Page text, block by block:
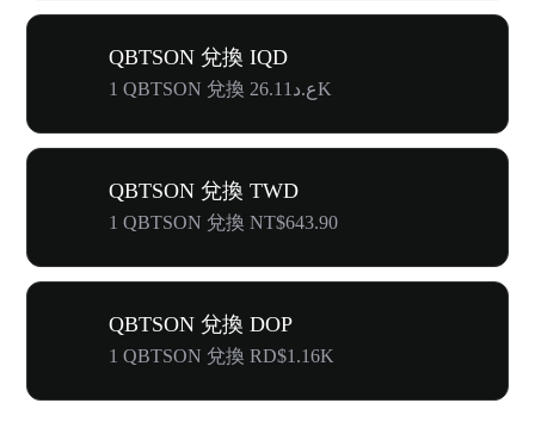
QBTSON 兌換 IQD
1 QBTSON 兌換 ع.د26.11K
QBTSON 兌換 TWD
1 QBTSON 兌換 NT$643.90
QBTSON 兌換 DOP
1 QBTSON 兌換 RD$1.16K